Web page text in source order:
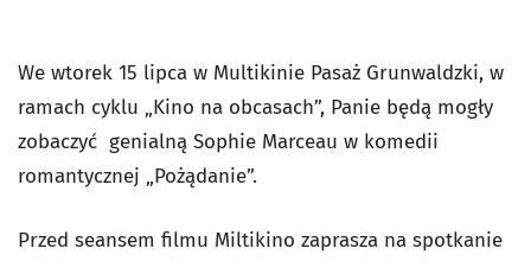
We wtorek 15 lipca w Multikinie Pasaż Grunwaldzki, w
ramach cyklu „Kino na obcasach”, Panie będą mogły
zobaczyć genialną Sophie Marceau w komedii
romantycznej „Pożądanie”.
Przed seansem filmu Miltikino zaprasza na spotkanie